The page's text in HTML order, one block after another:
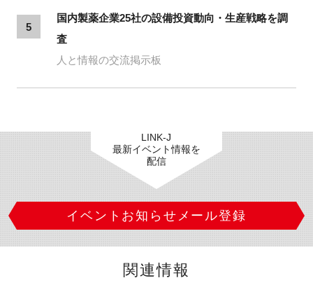
5
国内製薬企業25社の設備投資動向・生産戦略を調
査
人と情報の交流掲示板
LINK-J
最新イベント情報を
配信
イベントお知らせメール登録
関連情報